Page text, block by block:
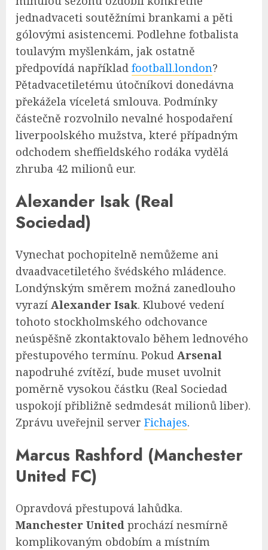
jednadvaceti soutěžními brankami a pěti
gólovými asistencemi. Podlehne fotbalista
toulavým myšlenkám, jak ostatně
předpovídá například football.london?
Pětadvacetiletému útočníkovi donedávna
překážela víceletá smlouva. Podmínky
částečně rozvolnilo nevalné hospodaření
liverpoolského mužstva, které případným
odchodem sheffieldského rodáka vydělá
zhruba 42 milionů eur.
Alexander Isak (Real
Sociedad)
Vynechat pochopitelně nemůžeme ani
dvaadvacetiletého švédského mládence.
Londýnským směrem možná zanedlouho
vyrazí Alexander Isak. Klubové vedení
tohoto stockholmského odchovance
neúspěšně zkontaktovalo během lednového
přestupového termínu. Pokud Arsenal
napodruhé zvítězí, bude muset uvolnit
poměrně vysokou částku (Real Sociedad
uspokojí přibližně sedmdesát milionů liber).
Zprávu uveřejnil server Fichajes.
Marcus Rashford (Manchester
United FC)
Opravdová přestupová lahůdka.
Manchester United prochází nesmírně
komplikovaným obdobím a místním